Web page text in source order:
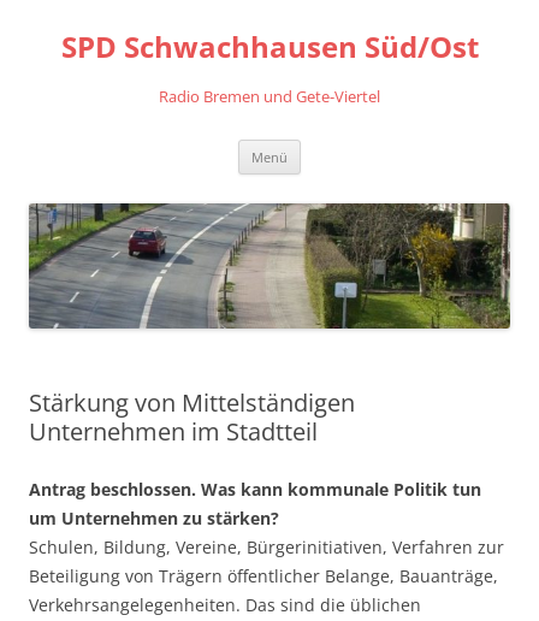
springen
SPD Schwachhausen Süd/Ost
Radio Bremen und Gete-Viertel
Menü
Stärkung von Mittelständigen
Unternehmen im Stadtteil
Antrag beschlossen. Was kann kommunale Politik tun
um Unternehmen zu stärken?
Schulen, Bildung, Vereine, Bürgerinitiativen, Verfahren zur
Beteiligung von Trägern öffentlicher Belange, Bauanträge,
Verkehrsangelegenheiten. Das sind die üblichen